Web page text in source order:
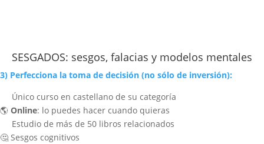
SESGADOS: sesgos, falacias y modelos mentales
3) Perfecciona la toma de decisión (no sólo de inversión):
Único curso en castellano de su categoría
🌎 Online: lo puedes hacer cuando quieras
Estudio de más de 50 libros relacionados
🤔 Sesgos cognitivos